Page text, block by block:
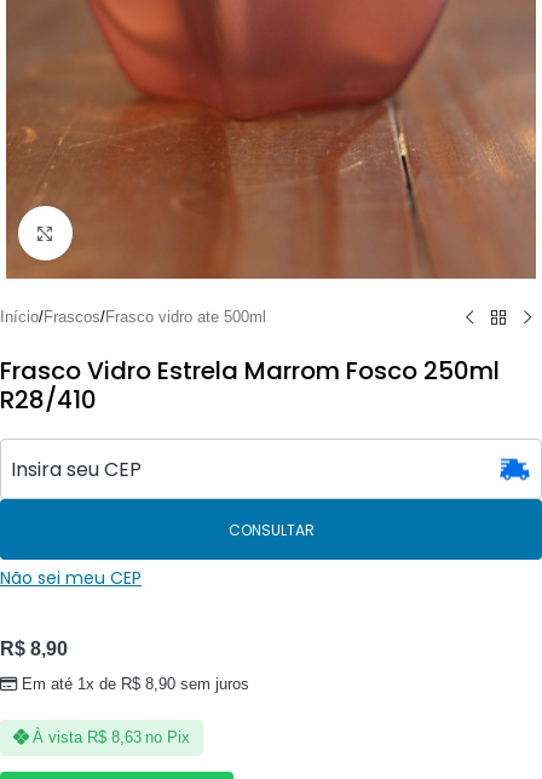
Clique para ampliar
Início/Frascos/Frasco vidro ate 500ml
Frasco Vidro Estrela Marrom Fosco 250ml
R28/410
CONSULTAR
Não sei meu CEP
R$ 8,90
Em até 1x de R$ 8,90 sem juros
À vista R$8,63 no Pix